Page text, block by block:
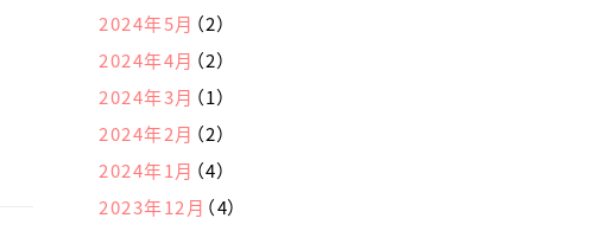
2024年5月 （2）
2024年4月 （2）
2024年3月 （1）
2024年2月 （2）
2024年1月 （4）
2023年12月 （4）